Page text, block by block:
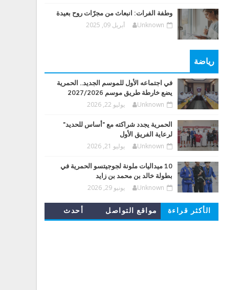
وطفة الفرات: انبعاث من مجرّات روح بعيدة
Unknown أبريل 09, 2025
رياضة
في اجتماعه الأول للموسم الجديد.. الحمرية
يضع خارطة طريق موسم 2027/2026
Unknown يوليو 22, 2026
الحمرية يجدد شراكته مع "أساس للحديد"
لرعاية الفريق الأول
Unknown يوليو 21, 2026
10 ميداليات ملونة لجوجيتسو الحمرية في
بطولة خالد بن محمد بن زايد
Unknown يونيو 29, 2026
الأكثر قراءة مواقع التواصل
أحدث